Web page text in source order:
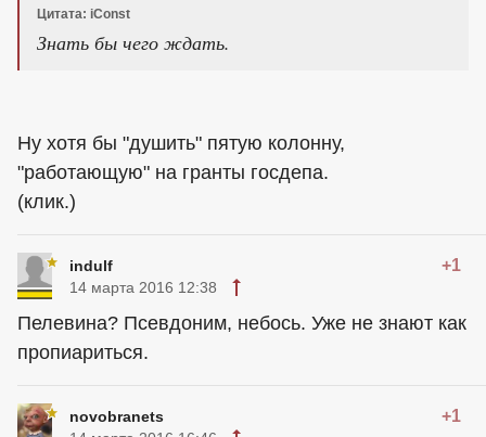
Цитата: iConst
Знать бы чего ждать.
Ну хотя бы "душить" пятую колонну,
"работающую" на гранты госдепа.
(клик.)
indulf +1
14 марта 2016 12:38
Пелевина? Псевдоним, небось. Уже не знают как
пропиариться.
novobranets +1